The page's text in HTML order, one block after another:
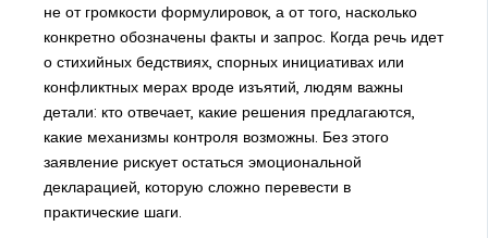
не от громкости формулировок, а от того, насколько
конкретно обозначены факты и запрос. Когда речь идет
о стихийных бедствиях, спорных инициативах или
конфликтных мерах вроде изъятий, людям важны
детали: кто отвечает, какие решения предлагаются,
какие механизмы контроля возможны. Без этого
заявление рискует остаться эмоциональной
декларацией, которую сложно перевести в
практические шаги.